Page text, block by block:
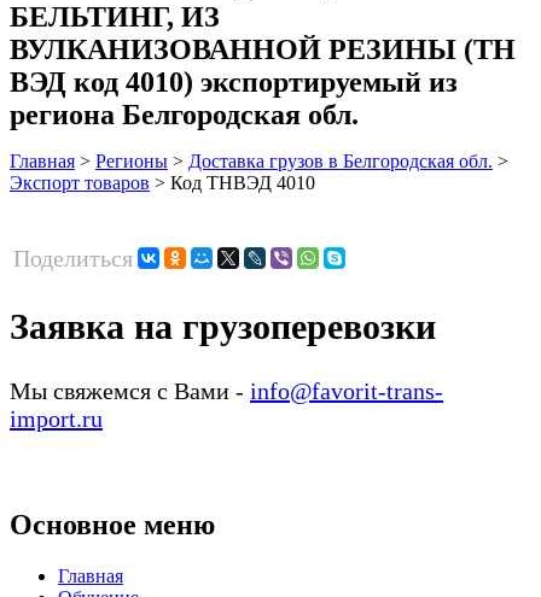
БЕЛЬТИНГ, ИЗ
ВУЛКАНИЗОВАННОЙ РЕЗИНЫ (ТН
ВЭД код 4010) экспортируемый из
региона Белгородская обл.
Главная > Регионы > Доставка грузов в Белгородская обл. >
Экспорт товаров > Код ТНВЭД 4010
Поделиться
Заявка на грузоперевозки
Мы свяжемся с Вами - info@favorit-trans-
import.ru
Основное меню
Главная